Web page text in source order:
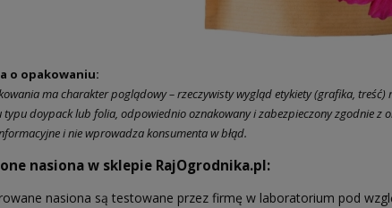
o opakowaniu:
ma charakter poglądowy – rzeczywisty wygląd etykiety (grafika,
doypack lub folia, odpowiednio oznakowany i zabezpieczony zgodnie z
i nie wprowadza konsumenta w błąd.
nasiona w sklepie RajOgrodnika.pl:
nasiona są testowane przez firmę w laboratorium pod